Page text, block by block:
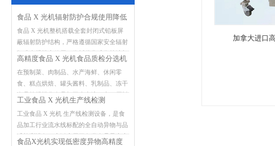
加拿大进口
食品 X 光机辐射防护合规使用降低
误检漏检故障
食品 X 光机整机搭载全套封闭式铅板屏
蔽辐射防护结构，严格遵循国家安全辐射
标准合规投产使用，依托优化成像算法与
判、漏检与设备突发故障，筑牢食品流水
线异物检测安全防线。
高精度食品 X 光机食品质检分选机
在预制菜、肉制品、水产海鲜、休闲零
食、糕点烘焙、罐头酱料、乳制品、冻干
食品等规模化食品加工生产流程中，原料
混入各类外来杂质。金属碎屑、玻璃碎
渣、砂石硬块、陶瓷碎片、硬质塑料、骨
头硬块、线头杂物等异物潜藏在产品内
工业食品 X 光机生产线检测
工业食品 X 光机 生产线检测设备，是食
品加工行业流水线标配的全自动异物与品
质检测设备，广泛应用于各类食品量产产
食品X光机实现低密度异物高精度